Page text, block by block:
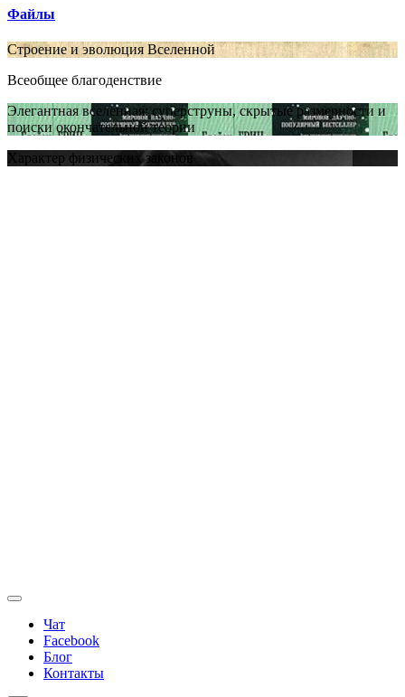
Файлы
Строение и эволюция Вселенной
Всеобщее благоденствие
Элегантная вселенная: суперструны, скрытые размерности и
поиски окончательной теории
Характер физических законов
Чат
Facebook
Блог
Контакты